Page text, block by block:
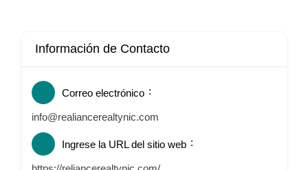
Información de Contacto
Correo electrónico
info@realiancerealtynic.com
Ingrese la URL del sitio web